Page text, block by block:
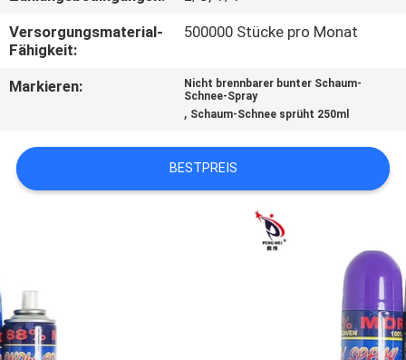
ALLE
FÄLLE
SITEMAP
DATENSCHUTZ-
BESTIMMUNGEN
Versorgungsmaterial-
Fähigkeit:
500000 Stücke pro Monat
Markieren:
Nicht brennbarer bunter Schaum-
Schnee-Spray
, Schaum-Schnee sprüht 250ml
BESTPREIS